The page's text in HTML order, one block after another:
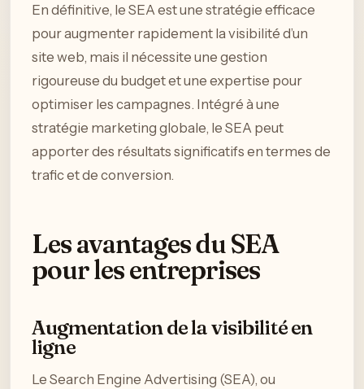
En définitive, le SEA est une stratégie efficace
pour augmenter rapidement la visibilité d’un
site web, mais il nécessite une gestion
rigoureuse du budget et une expertise pour
optimiser les campagnes. Intégré à une
stratégie marketing globale, le SEA peut
apporter des résultats significatifs en termes de
trafic et de conversion.
Les avantages du SEA
pour les entreprises
Augmentation de la visibilité en
ligne
Le Search Engine Advertising (SEA), ou